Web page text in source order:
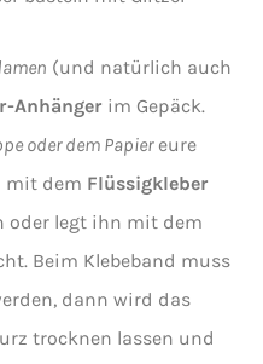
(und natürlich auch
Anhänger im Gepäck.
oder dem Papiereure
mit dem Flüssigkleber
oder legt ihn mit dem
Beim Klebeband muss
dann wird das
trocknen lassen und